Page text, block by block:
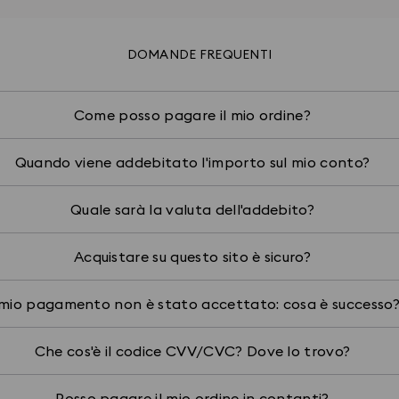
DOMANDE FREQUENTI
Come posso pagare il mio ordine?
Quando viene addebitato l'importo sul mio conto?
Quale sarà la valuta dell'addebito?
Acquistare su questo sito è sicuro?
pagamento non è stato accettato: cosa è successo?
Che cos'è il codice CVV/CVC? Dove lo trovo?